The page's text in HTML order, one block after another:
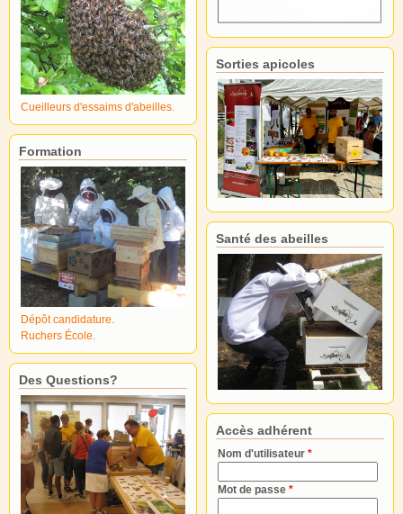
Cueilleurs d'essaims d'abeilles.
Formation
Dépôt candidature.
Ruchers École.
Des Questions?
Sorties apicoles
Santé des abeilles
Accès adhérent
Nom d'utilisateur *
Mot de passe *